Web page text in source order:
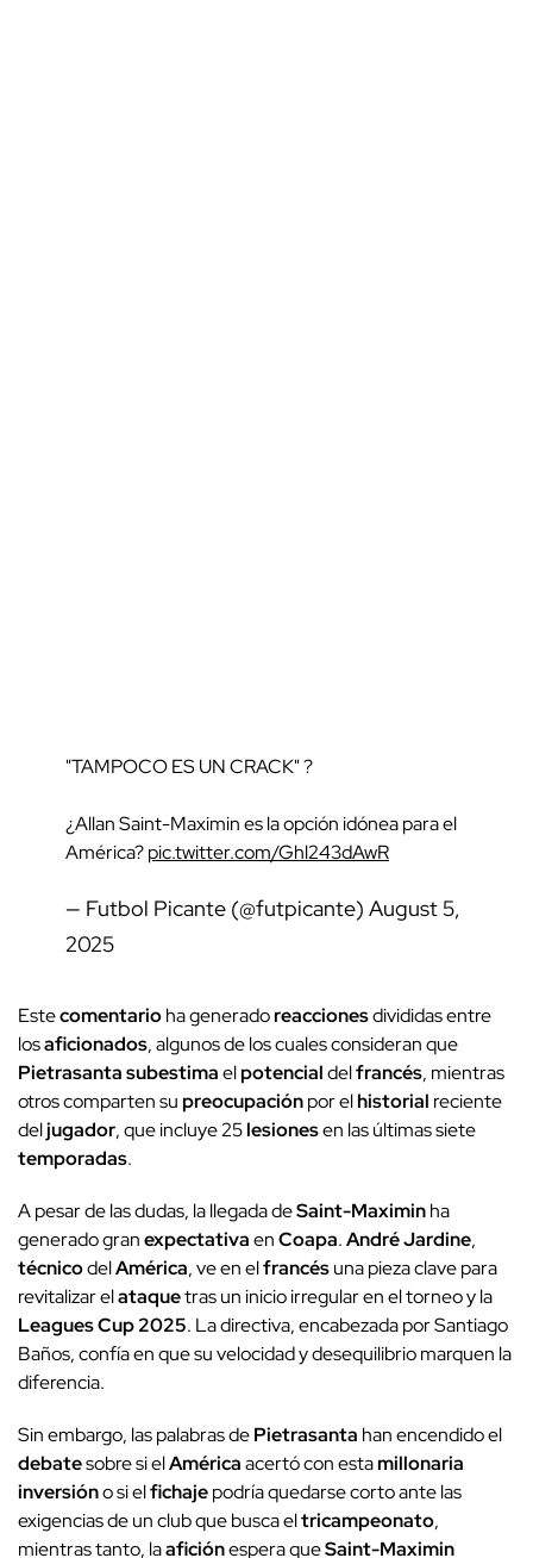
"TAMPOCO ES UN CRACK" ?
¿Allan Saint-Maximin es la opción idónea para el
América?pic.twitter.com/Ghl243dAwR
— Futbol Picante (@futpicante) August 5,
2025
Estecomentarioha generadoreaccionesdivididas entre
losaficionados, algunos de los cuales consideran que
Pietrasantasubestimaelpotencialdelfrancés, mientras
otros comparten supreocupaciónpor elhistorial reciente
deljugador, que incluye 25lesionesen las últimas siete
temporadas.
A pesar de las dudas, la llegada deSaint-Maximinha
generado granexpectativaenCoapa.André Jardine,
técnicodelAmérica, ve en elfrancésuna pieza clave para
revitalizar elataquetras un inicio irregular en el torneo y la
Leagues Cup 2025. La directiva, encabezada por Santiago
Baños, confía en que su velocidad y desequilibrio marquen la
diferencia.
Sin embargo, las palabras dePietrasanta han encendido el
debatesobre si elAméricaacertó con estamillonaria
inversióno si elfichajepodría quedarse corto ante las
exigencias de un club que busca eltricampeonato,
mientras tanto, laaficiónespera queSaint-Maximin